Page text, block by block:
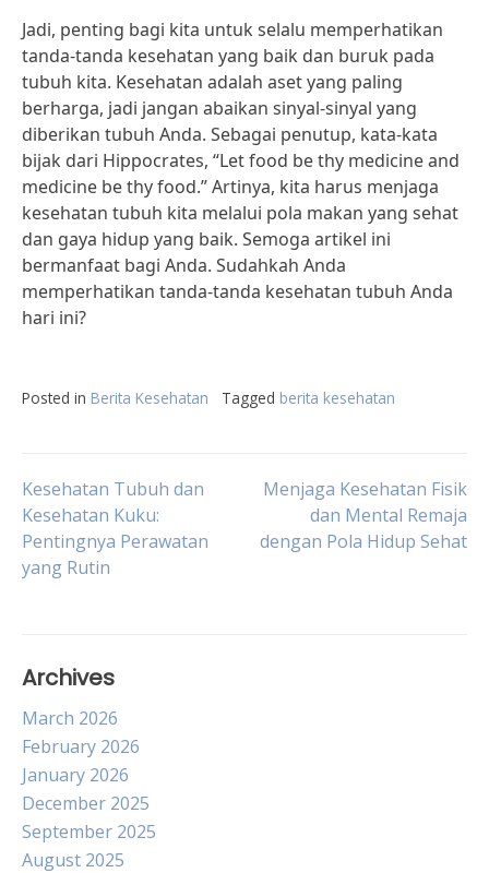
Jadi, penting bagi kita untuk selalu memperhatikan
tanda-tanda kesehatan yang baik dan buruk pada
tubuh kita. Kesehatan adalah aset yang paling
berharga, jadi jangan abaikan sinyal-sinyal yang
diberikan tubuh Anda. Sebagai penutup, kata-kata
bijak dari Hippocrates, “Let food be thy medicine and
medicine be thy food.” Artinya, kita harus menjaga
kesehatan tubuh kita melalui pola makan yang sehat
dan gaya hidup yang baik. Semoga artikel ini
bermanfaat bagi Anda. Sudahkah Anda
memperhatikan tanda-tanda kesehatan tubuh Anda
hari ini?
Posted in Berita Kesehatan Tagged berita kesehatan
Post
navigation
Kesehatan Tubuh dan
Kesehatan Kuku:
Pentingnya Perawatan
yang Rutin
Menjaga Kesehatan Fisik
dan Mental Remaja
dengan Pola Hidup Sehat
Archives
March 2026
February 2026
January 2026
December 2025
September 2025
August 2025